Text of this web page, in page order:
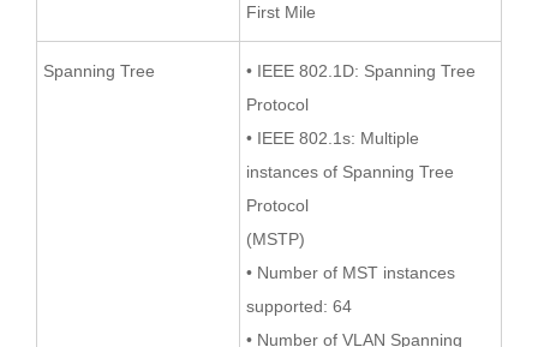
First Mile
Spanning Tree
• IEEE 802.1D: Spanning Tree
Protocol
• IEEE 802.1s: Multiple
instances of Spanning Tree
Protocol
(MSTP)
• Number of MST instances
supported: 64
• Number of VLAN Spanning